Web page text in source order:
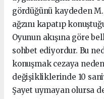
gördüğünü kaydeden
ağzını kapatıp
Oyunun akışına göre
sohbet ediyordur. Bu
konuşmak cezaya
değişikliklerinde 10
Şayet uymayan olursa